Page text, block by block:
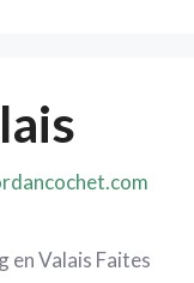
en Valais Faites